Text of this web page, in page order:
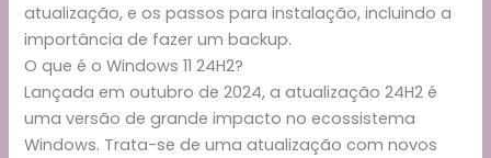
atualização, e os passos para instalação, incluindo a
importância de fazer um backup.
O que é o Windows 11 24H2?
Lançada em outubro de 2024, a atualização 24H2 é
uma versão de grande impacto no ecossistema
Windows. Trata-se de uma atualização com novos